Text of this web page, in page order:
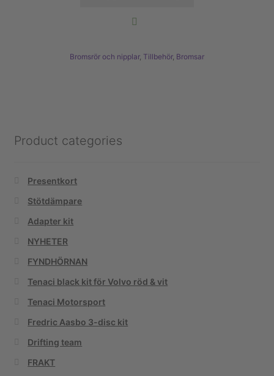
Bromsrör och nipplar, Tillbehör, Bromsar
Product categories
Presentkort
Stötdämpare
Adapter kit
NYHETER
FYNDHÖRNAN
Tenaci black kit för Volvo röd & vit
Tenaci Motorsport
Fredric Aasbo 3-disc kit
Drifting team
FRAKT